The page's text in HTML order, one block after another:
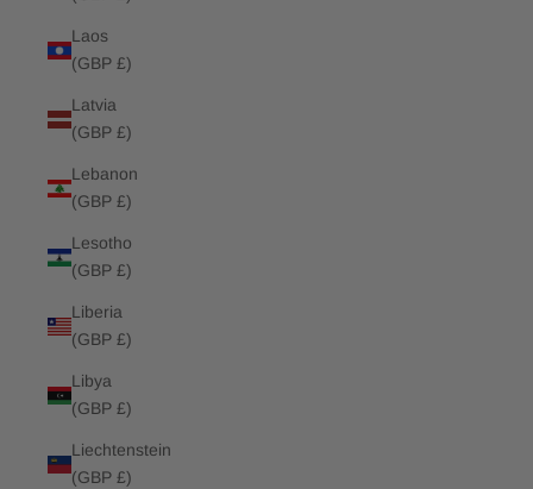
Laos
(GBP £)
Latvia
(GBP £)
Lebanon
(GBP £)
Lesotho
(GBP £)
Liberia
(GBP £)
Libya
(GBP £)
Liechtenstein
(GBP £)